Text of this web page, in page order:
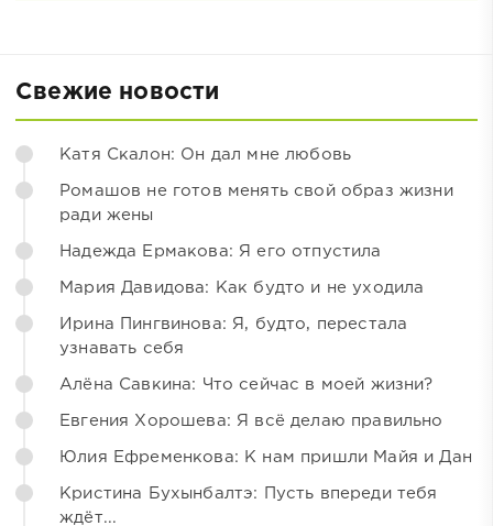
Свежие новости
Катя Скалон: Он дал мне любовь
Ромашов не готов менять свой образ жизни
ради жены
Надежда Ермакова: Я его отпустила
Мария Давидова: Как будто и не уходила
Ирина Пингвинова: Я, будто, перестала
узнавать себя
Алёна Савкина: Что сейчас в моей жизни?
Евгения Хорошева: Я всё делаю правильно
Юлия Ефременкова: К нам пришли Майя и Дан
Кристина Бухынбалтэ: Пусть впереди тебя
ждёт...